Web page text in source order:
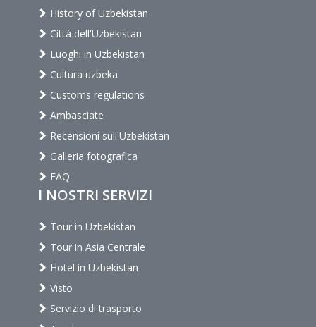
History of Uzbekistan
Città dell'Uzbekistan
Luoghi in Uzbekistan
Cultura uzbeka
Customs regulations
Ambasciate
Recensioni sull'Uzbekistan
Galleria fotografica
FAQ
I NOSTRI SERVIZI
Tour in Uzbekistan
Tour in Asia Centrale
Hotel in Uzbekistan
Visto
Servizio di trasporto